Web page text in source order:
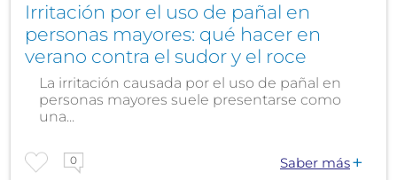
Irritación por el uso de pañal en
personas mayores: qué hacer en
verano contra el sudor y el roce
La irritación causada por el uso de pañal en
personas mayores suele presentarse como
una...
0 Saber más